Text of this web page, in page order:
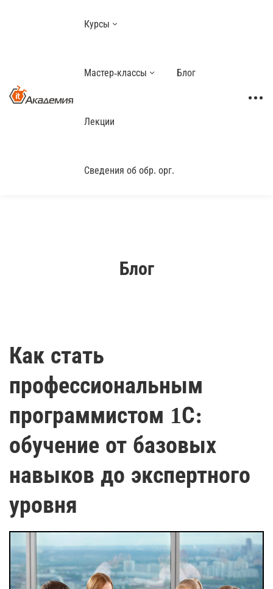
Курсы
Мастер-классы Блог
Лекции
Сведения об обр. орг.
Блог
Как стать
профессиональным
программистом 1С:
обучение от базовых
навыков до экспертного
уровня